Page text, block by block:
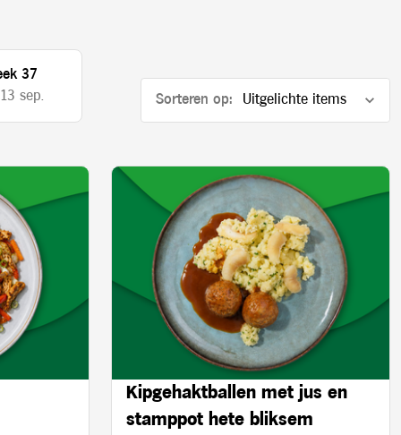
37
sep.
Sorteren op:
Kipgehaktballen met jus en
stamppot hete bliksem